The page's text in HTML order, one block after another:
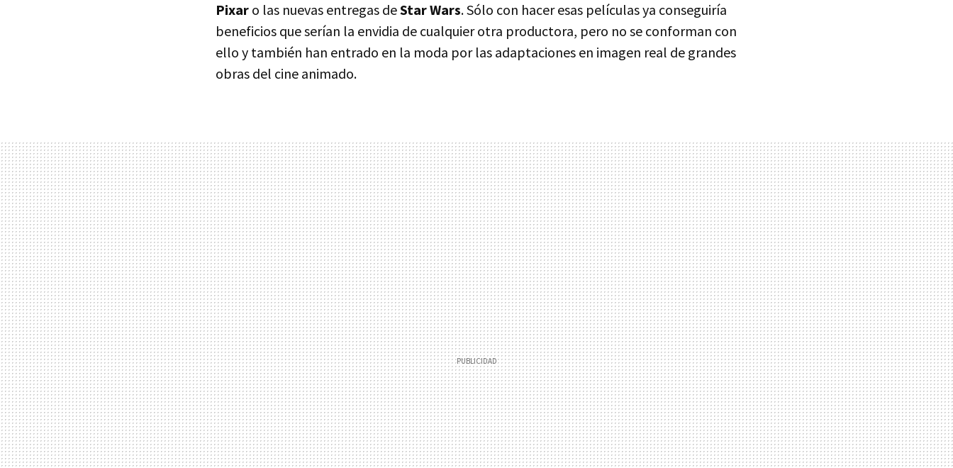
Pixar o las nuevas entregas deStar Wars. Sólo con hacer esas películas ya conseguiría
beneficios que serían la envidia de cualquier otra productora, pero no se conforman con
ello y también han entrado en la moda por las adaptaciones en imagen real de grandes
obras del cine animado.